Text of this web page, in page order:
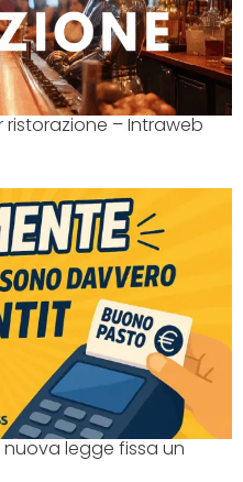
ristorazione – Intraweb
legge fissa un